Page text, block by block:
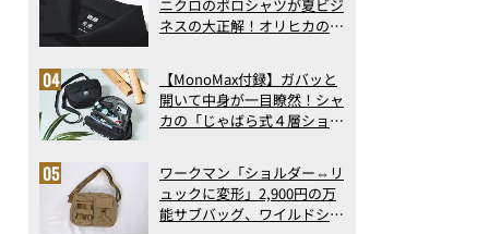
月1日から開始したサブスクリプションサービス「スズキ定額マ
ニクロのポロシャツが夏ビジ
ネスの大正解！オリヒカの透
アの実力
【MonoMax付録】ガバッと
開いて中身が一目瞭然！シャ
カの「じゃばら式４層ショル
った！
ワークマン「ショルダー⇔リ
ュックに変形」2,900円の万
能サブバッグ、ワイルドシン